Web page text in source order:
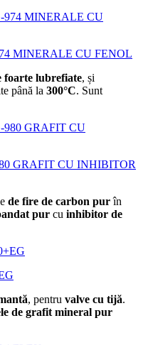
MINERALE CU FENOL
foarte lubrefiate, și
până la 300°C. Sunt
GRAFIT CU INHIBITOR
de fire de carbon purîn
pur cu inhibitor de
, pentru valve cu tijă.
de grafit mineral pur